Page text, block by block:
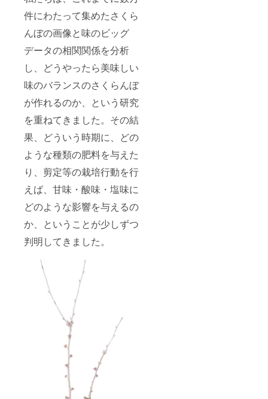
件にわたって集めたさくら
んぼの画像と味のビッグ
データの相関関係を分析
し、どうやったら美味しい
味のバランスのさくらんぼ
が作れるのか、という研究
を重ねてきました。その結
果、どういう時期に、どの
ような種類の肥料を与えた
り、剪定等の栽培行動を行
えば、甘味・酸味・塩味に
どのような影響を与えるの
か、ということが少しずつ
判明してきました。